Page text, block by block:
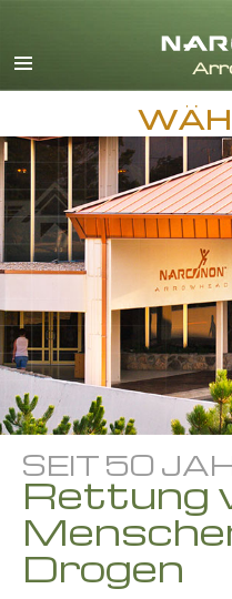
SEIT 50
Rettung
Drogen